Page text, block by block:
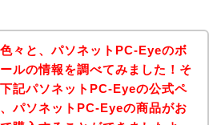
々と、パソネットPC-Eyeのボ
ルの情報を調べてみました！そ
記パソネットPC-Eyeの公式ペ
パソネットPC-Eyeの商品がお